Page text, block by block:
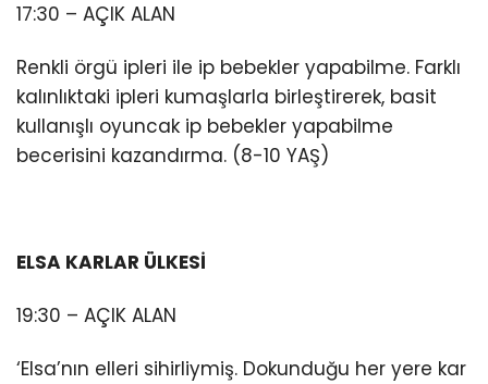
17:30 – AÇIK ALAN
Renkli örgü ipleri ile ip bebekler yapabilme. Farklı
kalınlıktaki ipleri kumaşlarla birleştirerek, basit
kullanışlı oyuncak ip bebekler yapabilme
becerisini kazandırma. (8-10 YAŞ)
ELSA KARLAR ÜLKESİ
19:30 – AÇIK ALAN
‘Elsa’nın elleri sihirliymiş. Dokunduğu her yere kar